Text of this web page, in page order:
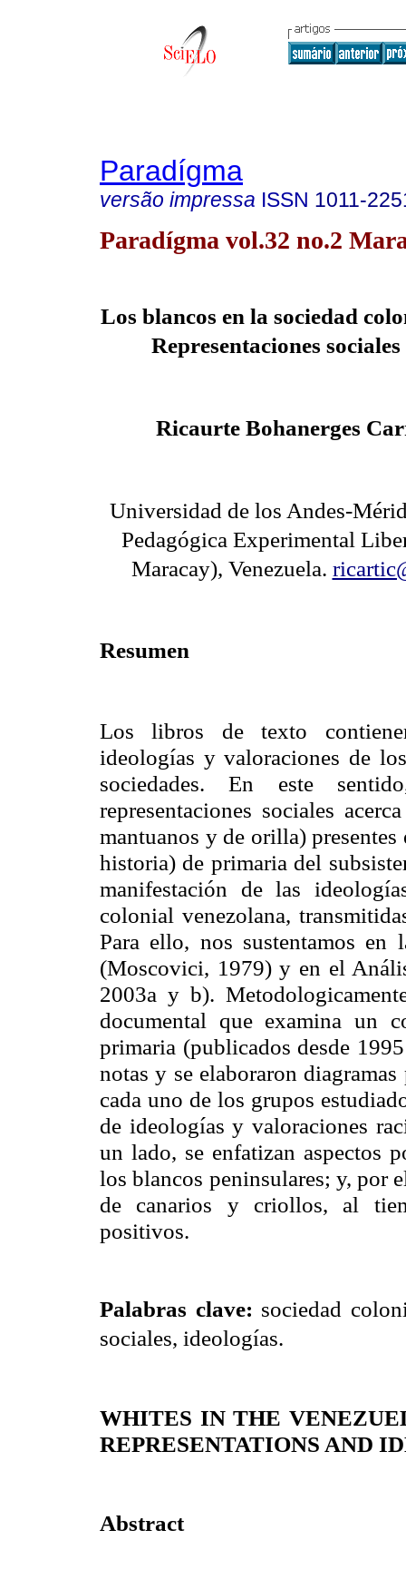
Paradígma
versão impressa ISSN 1011-
Paradígma vol.32 no.2
Los blancos en la sociedad
Representaciones
Ricaurte Bohanerges
Universidad de los Andes-
Pedagógica Experimental
Maracay), Venezuela.
Resumen
Los libros de texto
ideologías y valoraciones de
sociedades. En este
representaciones sociales
mantuanos y de orilla)
historia) de primaria del
manifestación de las
colonial venezolana,
Para ello, nos sustentamos en
(Moscovici, 1979) y en el
2003a y b).
documental que examina un
primaria (publicados desde
notas y se elaboraron
cada uno de los grupos
de ideologías y valoraciones
un lado, se enfatizan aspectos
los blancos peninsulares; y, por
de canarios y criollos, al
positivos.
Palabras clave: sociedad
sociales, ideologías.
WHITES IN THE
REPRESENTATIONS AND
Abstract